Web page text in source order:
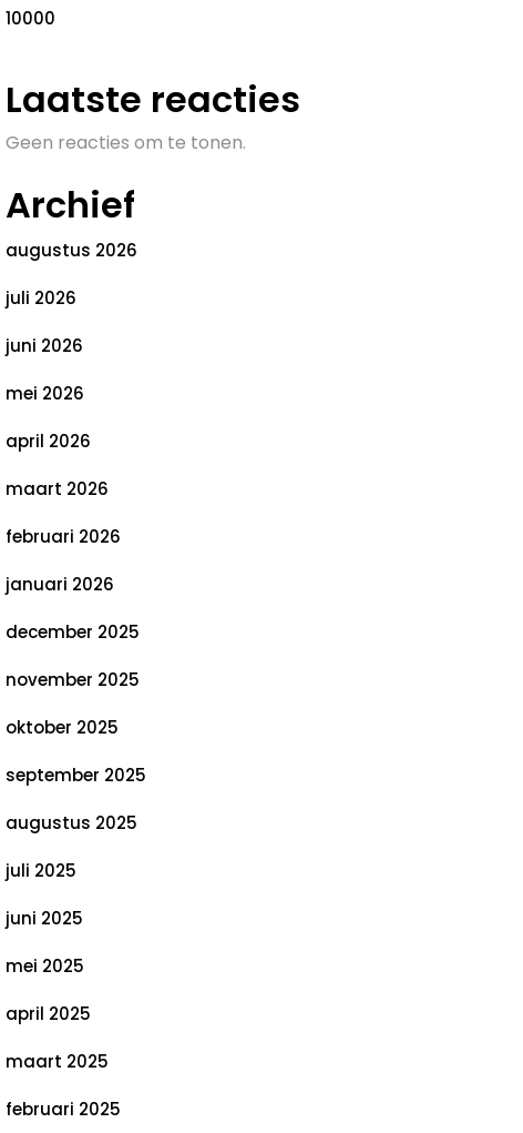
10000
Laatste reacties
Geen reacties om te tonen.
Archief
augustus 2026
juli 2026
juni 2026
mei 2026
april 2026
maart 2026
februari 2026
januari 2026
december 2025
november 2025
oktober 2025
september 2025
augustus 2025
juli 2025
juni 2025
mei 2025
april 2025
maart 2025
februari 2025